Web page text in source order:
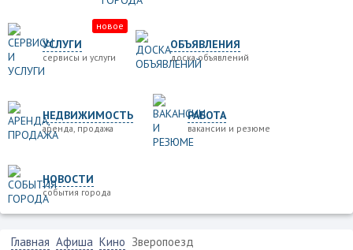
УСЛУГИ
сервисы и услуги
новое
ОБЪЯВЛЕНИЯ
доска объявлений
НЕДВИЖИМОСТЬ
аренда, продажа
РАБОТА
вакансии и резюме
НОВОСТИ
события города
Главная Афиша Кино Зверопоезд